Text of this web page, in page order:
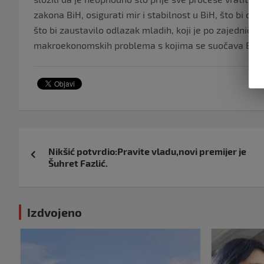
zakona BiH, osigurati mir i stabilnost u BiH, što bi
što bi zaustavilo odlazak mladih, koji je po
makroekonomskih problema s kojima se suočava
objava
Nikšić potvrdio:Pravite vladu,novi premijer je
Šuhret Fazlić.
Izdvojeno